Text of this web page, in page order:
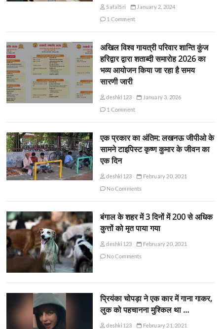
SafalSri
January 2, 2024
1 Comment
अखिल विश्व गायत्री परिवार शान्ति कुंज
हरिद्वार द्वारा शताब्दी समारोह 2026 का
भव्य आयोजन किया जा रहा है समय
सारणी जारी
deshki123
January 3, 2026
1 Comment
एक प्रकार का अंतिम: लखनऊ जीपीओ के
सामने टाइपिस्ट कृष्ण कुमार के जीवन का
एक दिन
deshki123
February 20, 2021
No Comments
बंगाल के शहर में 3 दिनों में 200 से अधिक
कुत्तों को मृत पाया गया
deshki123
February 20, 2021
No Comments
प्रियंका चोपड़ा ने एक कार में गाना गाकर,
लुक को पहचानना मुश्किल था …
deshki123
February 21, 2021